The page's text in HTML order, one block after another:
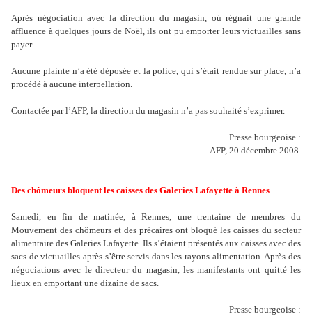
Après négociation avec la direction du magasin, où régnait une grande
affluence à quelques jours de Noël, ils ont pu emporter leurs victuailles sans
payer.
Aucune plainte n’a été déposée et la police, qui s’était rendue sur place, n’a
procédé à aucune interpellation.
Contactée par l’AFP, la direction du magasin n’a pas souhaité s’exprimer.
Presse bourgeoise :
AFP, 20 décembre 2008.
Des chômeurs bloquent les caisses des Galeries Lafayette à Rennes
Samedi, en fin de matinée, à Rennes, une trentaine de membres du
Mouvement des chômeurs et des précaires ont bloqué les caisses du secteur
alimentaire des Galeries Lafayette. Ils s’étaient présentés aux caisses avec des
sacs de victuailles après s’être servis dans les rayons alimentation. Après des
négociations avec le directeur du magasin, les manifestants ont quitté les
lieux en emportant une dizaine de sacs.
Presse bourgeoise :